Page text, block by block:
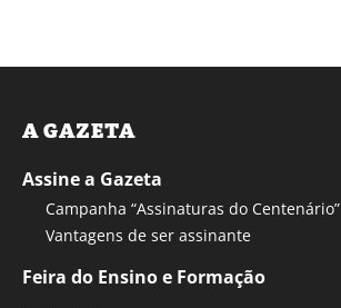
A GAZETA
Assine a Gazeta
Campanha “Assinaturas do Centenário”
Vantagens de ser assinante
Feira do Ensino e Formação